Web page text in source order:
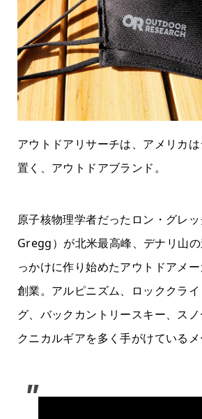
アウトドアリサーチは、アメリカ
置く、アウトドアブランド。
原子核物理学者だったロン・グレ
Gregg）が北米最高峰、デナリ山
っかけに作り始めたアウトドアメ
創業。アルピニズム、ロッククラ
グ、バックカントリースキー、ス
クニカルギアを多く手がけているメ